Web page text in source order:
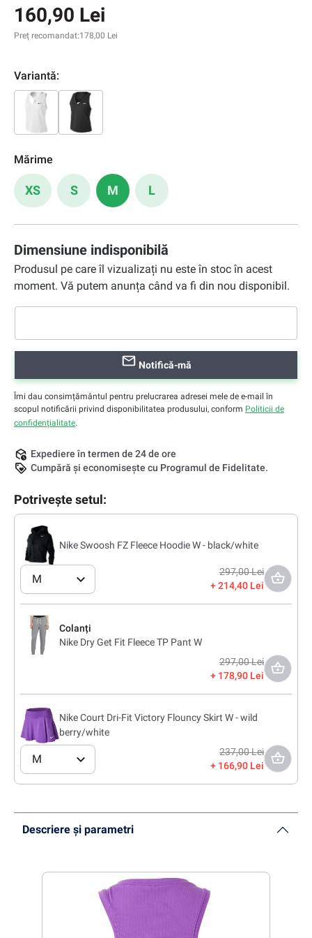
160,90 Lei
Preț recomandat:178,00 Lei
Variantă:
Mărime
XS S M L
Dimensiune indisponibilă
Produsul pe care îl vizualizați nu este în stoc în acest
moment. Vă putem anunța când va fi din nou disponibil.
Notifică-mă
Îmi dau consimțământul pentru prelucrarea adresei mele de e-mail în
scopul notificării privind disponibilitatea produsului, conform Politicii de
confidențialitate.
Expediere în termen de 24 de ore
Cumpără și economisește cu Programul de Fidelitate.
Potrivește setul:
Nike Swoosh FZ Fleece Hoodie W - black/white
M
297,00 Lei
214,40 Lei
Colanți
Nike Dry Get Fit Fleece TP Pant W
297,00 Lei
178,90 Lei
Nike Court Dri-Fit Victory Flouncy Skirt W - wild
berry/white
M
237,00 Lei
166,90 Lei
Descriere și parametri